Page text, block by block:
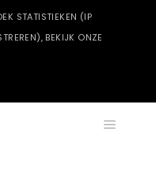
STATISTIEKEN (IP
BEKIJK ONZE